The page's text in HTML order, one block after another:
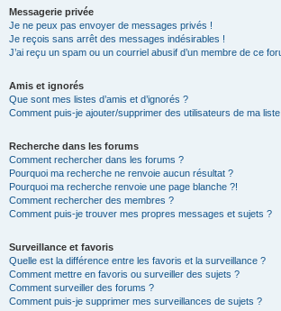
Messagerie privée
Je ne peux pas envoyer de messages privés !
Je reçois sans arrêt des messages indésirables !
J’ai reçu un spam ou un courriel abusif d’un membre de ce
Amis et ignorés
Que sont mes listes d’amis et d’ignorés ?
Comment puis-je ajouter/supprimer des utilisateurs de ma liste
Recherche dans les forums
Comment rechercher dans les forums ?
Pourquoi ma recherche ne renvoie aucun résultat ?
Pourquoi ma recherche renvoie une page blanche ?!
Comment rechercher des membres ?
Comment puis-je trouver mes propres messages et sujets ?
Surveillance et favoris
Quelle est la différence entre les favoris et la surveillance ?
Comment mettre en favoris ou surveiller des sujets ?
Comment surveiller des forums ?
Comment puis-je supprimer mes surveillances de sujets ?